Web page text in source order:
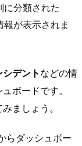
に分類された
が表示されま
デントなどの情
ボードです。
ましょう。
らダッシュボー